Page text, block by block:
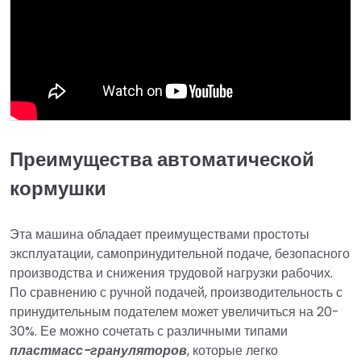
Преимущества автоматической
кормушки
Эта машина обладает преимуществами простоты
эксплуатации, самопринудительной подаче, безопасного
производства и снижения трудовой нагрузки рабочих.
По сравнению с ручной подачей, производительность с
принудительным подателем может увеличиться на 20-
30%. Ее можно сочетать с различными типами
пластмасс-грануляторов, которые легко